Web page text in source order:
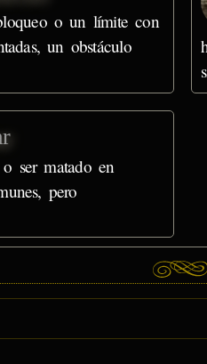
o un límite con
un obstáculo
ser matado en
pero